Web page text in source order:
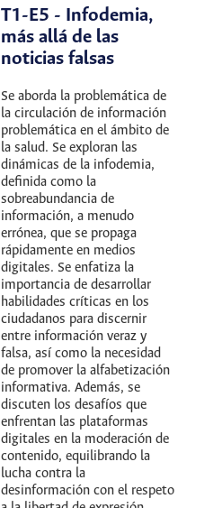
T1-E5 - Infodemia,
más allá de las
noticias falsas
Se aborda la problemática de
la circulación de información
problemática en el ámbito de
la salud. Se exploran las
dinámicas de la infodemia,
definida como la
sobreabundancia de
información, a menudo
errónea, que se propaga
rápidamente en medios
digitales. Se enfatiza la
importancia de desarrollar
habilidades críticas en los
ciudadanos para discernir
entre información veraz y
falsa, así como la necesidad
de promover la alfabetización
informativa. Además, se
discuten los desafíos que
enfrentan las plataformas
digitales en la moderación de
contenido, equilibrando la
lucha contra la
desinformación con el respeto